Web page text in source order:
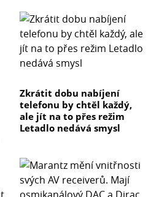
Zkrátit dobu nabíjení
telefonu by chtěl každý,
ale jít na to přes režim
Letadlo nedává smysl